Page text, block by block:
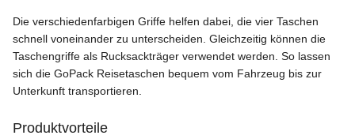
Die verschiedenfarbigen Griffe helfen dabei, die vier Taschen
schnell voneinander zu unterscheiden. Gleichzeitig können die
Taschengriffe als Rucksackträger verwendet werden. So lassen
sich die GoPack Reisetaschen bequem vom Fahrzeug bis zur
Unterkunft transportieren.
Produktvorteile